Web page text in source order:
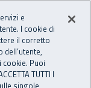
Apri cerca
e
I cookie di
il corretto
Puoi
TUTTI I
singole